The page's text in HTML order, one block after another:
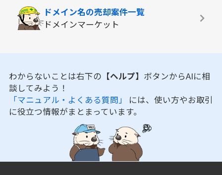
ドメイン名の売却案件一覧
ドメインマーケット
わからないことは右下の 【ヘルプ】 ボタンからAIに相
談してみよう！
「マニュアル・よくある質問」 には、使い方やお取引
に役立つ情報がまとまっています。